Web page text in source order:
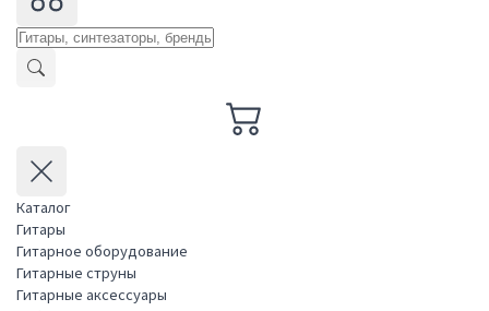
Каталог
Гитары
Гитарное оборудование
Гитарные струны
Гитарные аксессуары